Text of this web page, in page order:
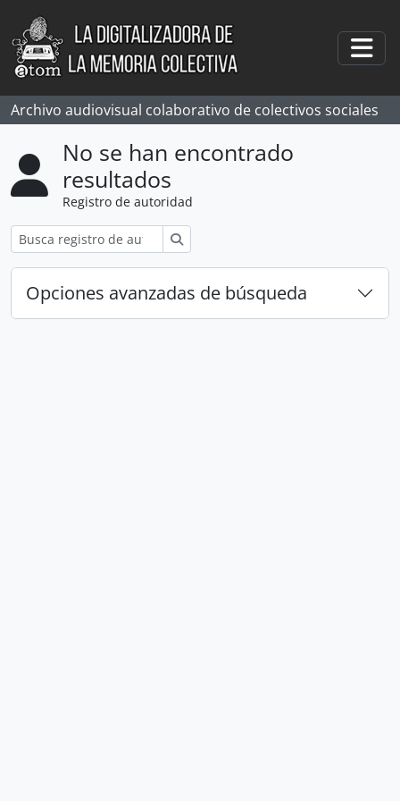
Skip to main content
Archivo audiovisual colaborativo de colectivos sociales
No se han encontrado
resultados
Registro de autoridad
Opciones avanzadas de búsqueda